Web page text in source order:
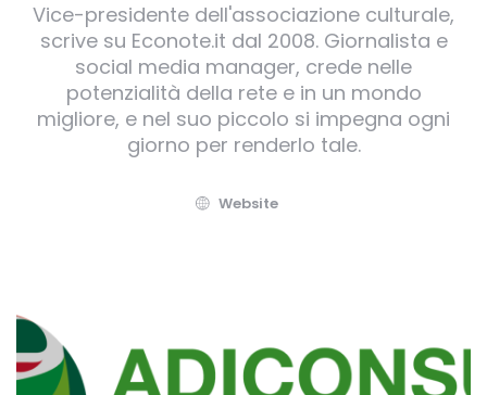
Vice-presidente dell'associazione culturale,
scrive su Econote.it dal 2008. Giornalista e
social media manager, crede nelle
potenzialità della rete e in un mondo
migliore, e nel suo piccolo si impegna ogni
giorno per renderlo tale.
Website
navigation